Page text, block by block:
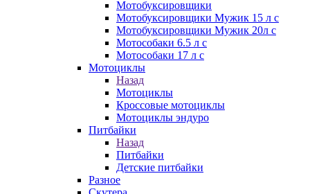
Мотобуксировщики
Мотобуксировщики Мужик 15 л с
Мотобуксировщики Мужик 20л с
Мотособаки 6.5 л с
Мотособаки 17 л с
Мотоциклы
Назад
Мотоциклы
Кроссовые мотоциклы
Мотоциклы эндуро
Питбайки
Назад
Питбайки
Детские питбайки
Разное